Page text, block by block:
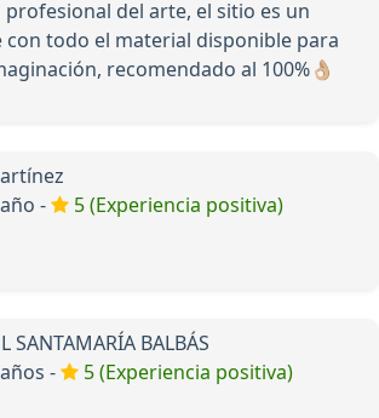
del arte, el sitio es un
con todo el material disponible para
recomendado al 100%👌🏼
-
5 (Experiencia positiva)
SANTAMARÍA BALBÁS
-
5 (Experiencia positiva)